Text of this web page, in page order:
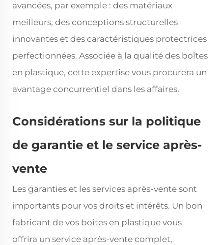
avancées, par exemple : des matériaux
meilleurs, des conceptions structurelles
innovantes et des caractéristiques protectrices
perfectionnées. Associée à la qualité des boîtes
en plastique, cette expertise vous procurera un
avantage concurrentiel dans les affaires.
Considérations sur la politique
de garantie et le service après-
vente
Les garanties et les services après-vente sont
importants pour vos droits et intérêts. Un bon
fabricant de vos boîtes en plastique vous
offrira un service après-vente complet,